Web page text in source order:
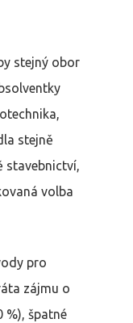
stejný obor
stejně
stavebnictví,
volba
pro
zájmu o
%), špatné